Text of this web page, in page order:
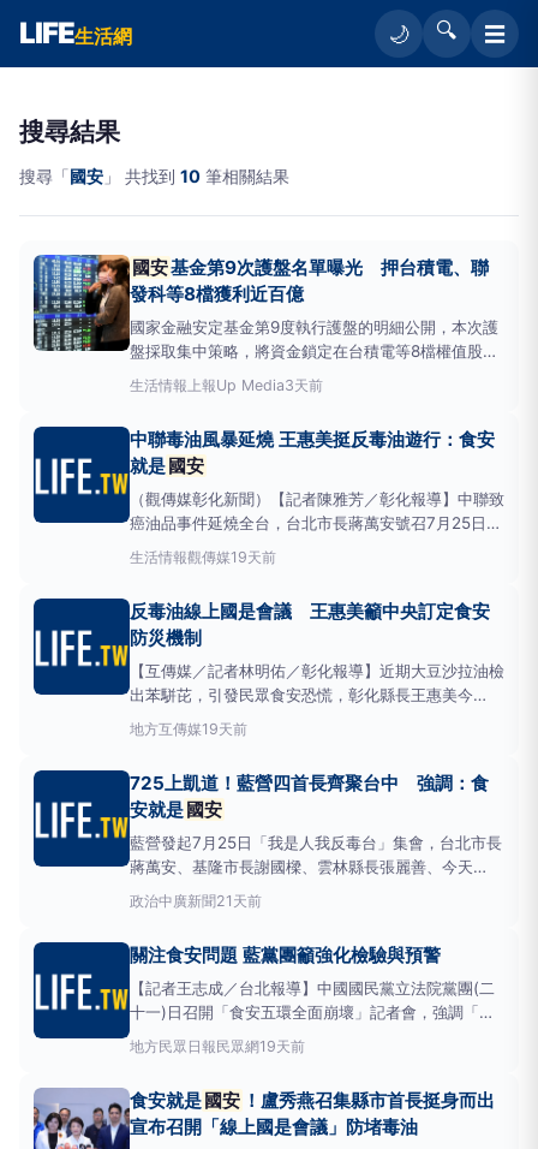
LIFE生活網 🌙 🔍 ☰
搜尋結果
搜尋「國安 」 共找到 10 筆相關結果
國安基金第9次護盤名單曝光 押台積電、聯
發科等8檔獲利近百億
國家金融安定基金第9度執行護盤的明細公開，本次護
盤採取集中策略，將資金鎖定在台積電等8檔權值股，
最終全數個股皆順利獲利，結算後的總淨收益高達
99.32億元。財政部所發布數據指出，
歷時長達279天，締造了歷來最長的護盤紀錄。 第
生活情報 上報Up Media3天前
中聯毒油風暴延燒 王惠美挺反毒油遊行：食安
就是國安
（觀傳媒彰化新聞）【記者陳雅芳／彰化報導】中聯致
癌油品事件延燒全台，台北市長蔣萬安號召7月25日上
凱道舉行「725反毒油大遊行」。彰化縣長王惠美表示
「食安就是 國安
」，除將北上參與遊行，也將出席油
聯致癌油風波持續延燒，彰化
生活情報觀傳媒19天前
反毒油線上國是會議 王惠美籲中央訂定食安
防災機制
【互傳媒／記者林明佑／彰化報導】近期大豆沙拉油檢
出苯駢芘，引發民眾食安恐慌，彰化縣長王惠美今
（21）日參加各縣市長「反毒油線上國是會議」表
示，食安問題是國安
日的查驗，更應針對重大食安事件查核體系的分工、限
時24小時通報機
地方互傳媒19天前
725上凱道！藍營四首長齊聚台中 強調：食
安就是國安
藍營發起7月25日「我是人我反毒台」集會，台北市長
蔣萬安、基隆市長謝國樑、雲林縣長張麗善、今天
（19日）拜會台中市長盧秀燕。蔣萬安說，政府至今
找不出原因，還說又不是我逼你吃的，態度傲慢，呼籲
是國安，下周縣市長召開線上國安會議，助中央解決
國安危機。
政治中廣新聞21天前
關注食安問題 藍黨團籲強化檢驗與預警
【記者王志成／台北報導】中國國民黨立法院黨團(二
十一)日召開「食安五環全面崩壞」記者會，強調「食
安就是國安 」，呼籲政府立刻全面強化食品安全檢驗
能量，建立高風險食品追溯及預警制度，並要求涉事行
《食品安全衛生管理法》修正草案，最快將於本月二十
四
地方民眾日報民眾網19天前
食安就是國安 ！盧秀燕召集縣市首長挺身而出
宣布召開「線上國是會議」防堵毒油